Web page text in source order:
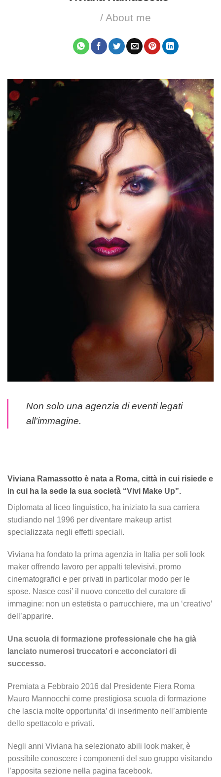
/ About me
Non solo una agenzia di eventi legati
all’immagine.
Viviana Ramassotto è nata a Roma, città in cui risiede e
in cui ha la sede la sua società “Vivi Make Up”.
Diplomata al liceo linguistico, ha iniziato la sua carriera
studiando nel 1996 per diventare makeup artist
specializzata negli effetti speciali.
Viviana ha fondato la prima agenzia in Italia per soli look
maker offrendo lavoro per appalti televisivi, promo
cinematografici e per privati in particolar modo per le
spose. Nasce cosi’ il nuovo concetto del curatore di
immagine: non un estetista o parrucchiere, ma un ‘creativo’
dell’apparire.
Una scuola di formazione professionale che ha già
lanciato numerosi truccatori e acconciatori di
successo.
Premiata a Febbraio 2016 dal Presidente Fiera Roma
Mauro Mannocchi come prestigiosa scuola di formazione
che lascia molte opportunita’ di inserimento nell’ambiente
dello spettacolo e privati.
Negli anni Viviana ha selezionato abili look maker, è
possibile conoscere i componenti del suo gruppo visitando
l’apposita sezione nella pagina facebook.